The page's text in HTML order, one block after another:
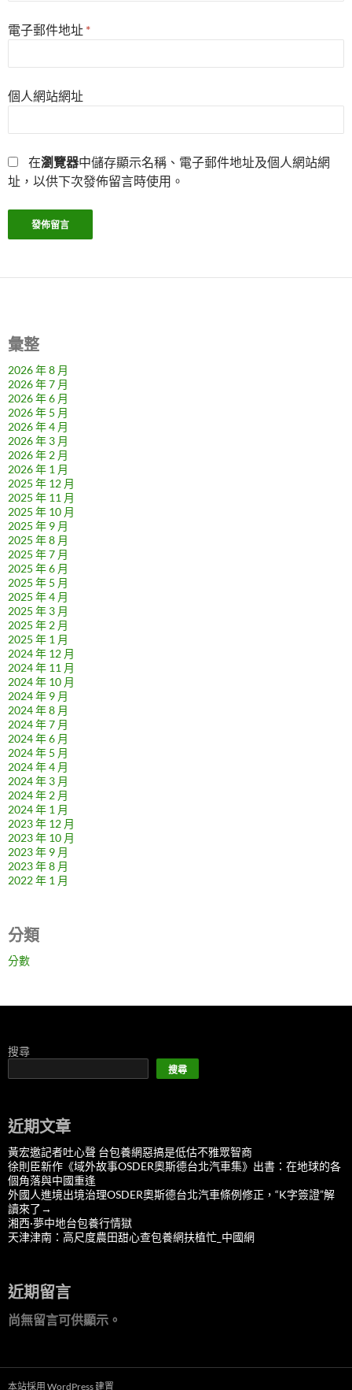
電子郵件地址 *
個人網站網址
在瀏覽器中儲存顯示名稱、電子郵件地址及個人網站網
址，以供下次發佈留言時使用。
彙整
2026 年 8 月
2026 年 7 月
2026 年 6 月
2026 年 5 月
2026 年 4 月
2026 年 3 月
2026 年 2 月
2026 年 1 月
2025 年 12 月
2025 年 11 月
2025 年 10 月
2025 年 9 月
2025 年 8 月
2025 年 7 月
2025 年 6 月
2025 年 5 月
2025 年 4 月
2025 年 3 月
2025 年 2 月
2025 年 1 月
2024 年 12 月
2024 年 11 月
2024 年 10 月
2024 年 9 月
2024 年 8 月
2024 年 7 月
2024 年 6 月
2024 年 5 月
2024 年 4 月
2024 年 3 月
2024 年 2 月
2024 年 1 月
2023 年 12 月
2023 年 10 月
2023 年 9 月
2023 年 8 月
2022 年 1 月
分類
分數
搜尋
搜尋
近期文章
黃宏邀記者吐心聲 台包養網惡搞是低估不雅眾智商
徐則臣新作《域外故事OSDER奧斯德台北汽車集》出書：在地球的各
個角落與中國重逢
外國人進境出境治理OSDER奧斯德台北汽車條例修正，“K字簽證”解
讀來了→
湘西·夢中地台包養行情獄
天津津南：高尺度農田甜心查包養網扶植忙_中國網
近期留言
尚無留言可供顯示。
本站採用 WordPress 建置